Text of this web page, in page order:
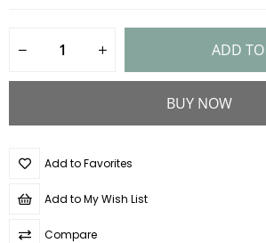
Add to Favorites
Add to My Wish List
Compare